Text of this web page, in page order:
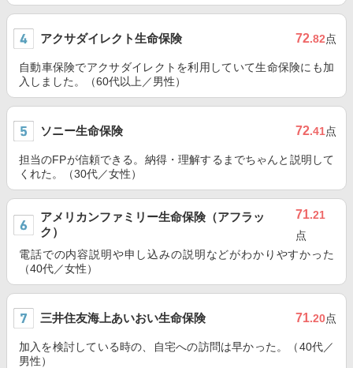
アクサダイレクト生命保険 72.82点
自動車保険でアクサダイレクトを利用していて生命保険にも加
入しました。（60代以上／男性）
ソニー生命保険 72.41点
担当のFPが信頼できる。納得・理解するまでちゃんと説明して
くれた。（30代／女性）
アメリカンファミリー生命保険（アフラッ
ク）
71.21
点
電話での内容説明や申し込みの説明などがわかりやすかった
（40代／女性）
三井住友海上あいおい生命保険 71.20点
加入を検討している時の、自宅への訪問は早かった。（40代／
男性）